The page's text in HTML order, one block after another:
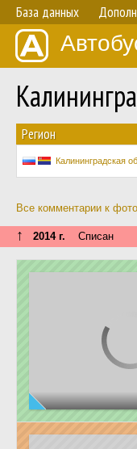
База данных
Регион
Калининградская
Все комментарии к
↑ 2014 г. Списан